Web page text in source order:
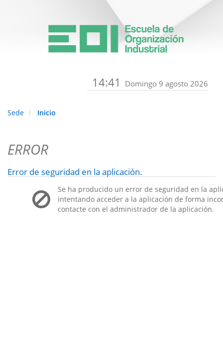
14:41 Domingo 9 agosto 2026
Sede Inicio
ERROR
Error de seguridad en la aplicación.
Se ha producido un error de seguridad en la
intentando acceder a la aplicación de forma
contacte con el administrador de la aplicación.